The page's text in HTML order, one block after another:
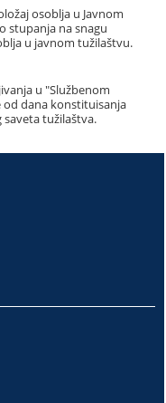
osoblja u Javnom
stupanja na snagu
u javnom tužilaštvu.
u "Službenom
od dana konstituisanja
saveta tužilaštva.